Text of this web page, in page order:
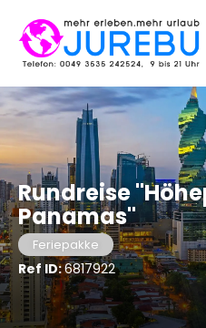
Rundreise
Panamas"
Feriepakke
Ref ID:6817922